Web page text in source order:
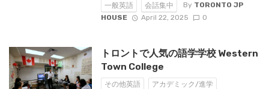
一般英語
会話集中 By TORONTO JP
HOUSE
April 22, 2025 0
トロントで人気の語学学校 Western
Town College
その他英語
アカデミック/進学